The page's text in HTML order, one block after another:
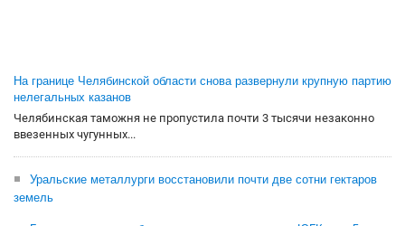
На границе Челябинской области снова развернули крупную партию
нелегальных казанов
Челябинская таможня не пропустила почти 3 тысячи незаконно
ввезенных чугунных...
Уральские металлурги восстановили почти две сотни гектаров
земель